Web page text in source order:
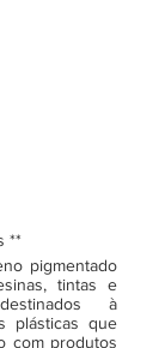
**
pigmentado
tintas e
à
plásticas que
com produtos